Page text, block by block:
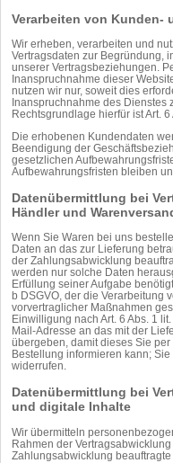
Verarbeiten von Kunden-
Wir erheben, verarbeiten und
Vertragsdaten zur Begründung,
unserer Vertragsbeziehungen.
Inanspruchnahme dieser
nutzen wir nur, soweit dies
Inanspruchnahme des
Rechtsgrundlage hierfür ist Art.
Die erhobenen Kundendaten
Beendigung der
gesetzlichen
Aufbewahrungsfristen bleiben
Daten­übermittlung bei
Händler und
Wenn Sie Waren bei uns
Daten an das zur Lieferung
der Zahlungsabwicklung
werden nur solche Daten
Erfüllung seiner Aufgabe
b DSGVO, der die Verarbeitung
vorvertraglicher Maßnahmen
Einwilligung nach Art. 6 Abs. 1
Mail-Adresse an das mit der
übergeben, damit dieses Sie
Bestellung informieren kann;
widerrufen.
Daten­übermittlung bei
und digitale Inhalte
Wir übermitteln
Rahmen der
Zahlungsabwicklung beauftragte